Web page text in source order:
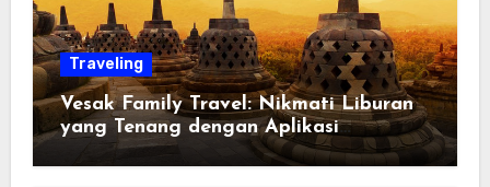
Traveling
Vesak Family Travel: Nikmati Liburan
yang Tenang dengan Aplikasi
Pemindai PDF